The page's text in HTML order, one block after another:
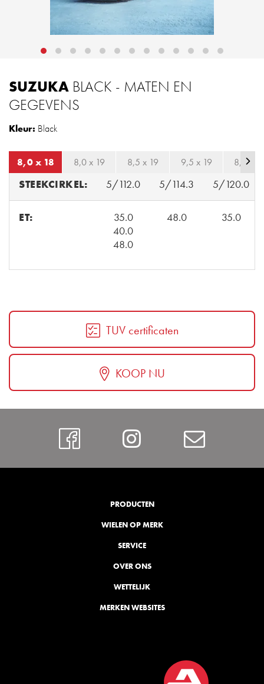
SUZUKA BLACK - MATEN EN
GEGEVENS
Kleur: Black
8,0 x 18 8,0 x 19 8,5 x 19 9,5 x 19 8,0 x
STEEKCIRKEL: 5/112.0 5/114.3 5/120.0
ET:
35.0
40.0
48.0
48.0 35.0
TUV certificaten
KOOP NU
FacebookInstagram
PRODUCTEN
WIELEN OP MERK
SERVICE
OVER ONS
WETTELIJK
MERKEN WEBSITES